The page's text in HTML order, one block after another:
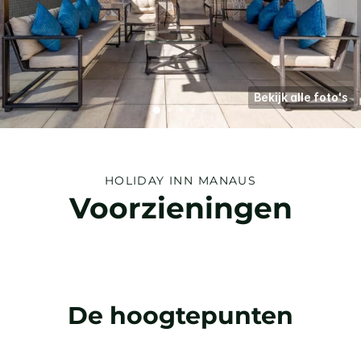
Bekijk alle foto's
HOLIDAY INN MANAUS
Voorzieningen
De hoogtepunten